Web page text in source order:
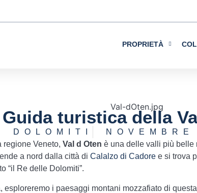
PROPRIETÀ
Guida turistica della
DOLOMITI
regione Veneto, Val d Oten è una delle valli più belle
a nord dalla città di Calalzo di Cadoree si trova
“il Re delle Dolomiti”.
esploreremo i paesaggi montani mozzafiato di
a cuore la vostra privacy
i cookie strettamente necessari per
Configurazione Rifiuta Accetta tutti